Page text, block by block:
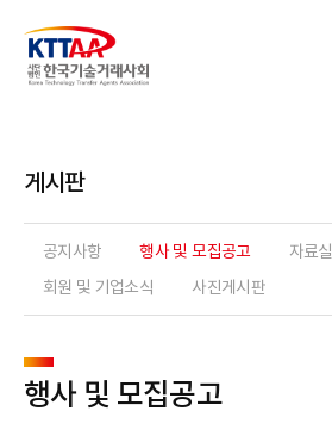
게시판
공지사항 행사 및 모집공고 자료실
회원 및 기업소식
사진게시판
행사 및 모집공고